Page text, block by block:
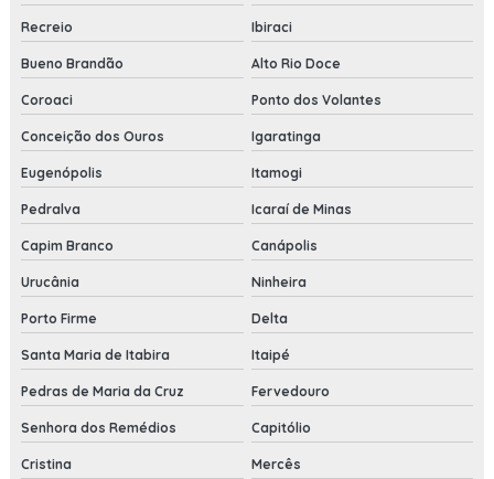
Recreio Ibiraci
Bueno Brandão Alto Rio Doce
Coroaci Ponto dos Volantes
Conceição dos Ouros Igaratinga
Eugenópolis Itamogi
Pedralva Icaraí de Minas
Capim Branco Canápolis
Urucânia Ninheira
Porto Firme Delta
Santa Maria de Itabira Itaipé
Pedras de Maria da Cruz Fervedouro
Senhora dos Remédios Capitólio
Cristina Mercês